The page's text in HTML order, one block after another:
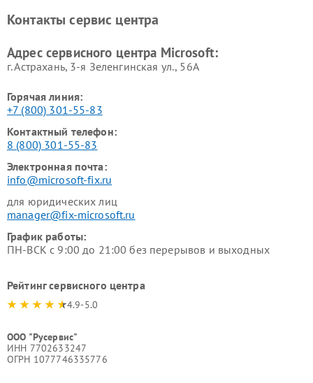
Контакты сервис центра
Адрес сервисного центра Microsoft:
г. Астрахань, 3-я Зеленгинская ул., 56А
Горячая линия:
+7 (800) 301-55-83
Контактный телефон:
8 (800) 301-55-83
Электронная почта:
info@microsoft-fix.ru
для юридических лиц
manager@fix-microsoft.ru
График работы:
ПН-ВСК с 9:00 до 21:00 без перерывов и выходных
Рейтинг сервисного центра
4.9-5.0
ООО "Русервис"
ИНН 7702633247
ОГРН 1077746335776